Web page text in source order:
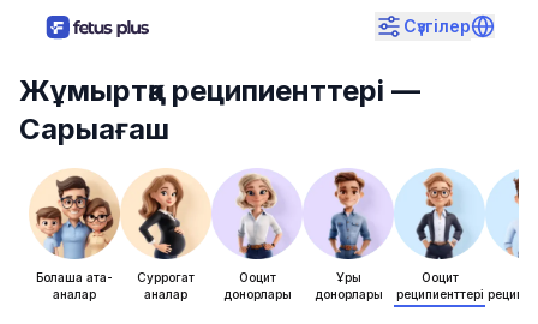
Сүзгілер
Жұмыртқа реципиенттері —
Сарыағаш
Болашақ ата-
аналар
Суррогат
аналар
Ооцит
донорлары
Ұрық
донорлары
Ооцит
реципиенттері